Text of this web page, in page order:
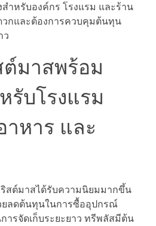
สำหรับองค์กร โรงแรม และร้าน
กและต้องการควบคุมต้นทุน
ว
มาสพร้อม
รับโรงแรม
าหาร และ
สต์มาสได้รับความนิยมมากขึ้น
ยลดต้นทุนในการซื้ออุปกรณ์
ารจัดเก็บระยะยาว ทรีพลัสมีต้น